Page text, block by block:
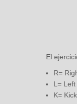
El
R=
L=
K=